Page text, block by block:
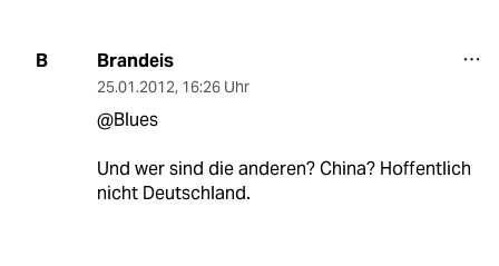
B Brandeis
25.01.2012, 16:26 Uhr
@Blues
Und wer sind die anderen? China? Hoffentlich
nicht Deutschland.